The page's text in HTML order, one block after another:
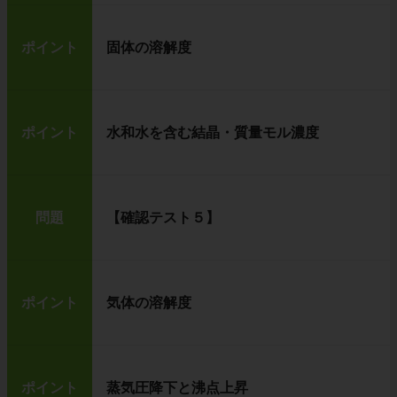
ポイント 固体の溶解度
ポイント 水和水を含む結晶・質量モル濃度
問題 【確認テスト５】
ポイント 気体の溶解度
ポイント 蒸気圧降下と沸点上昇